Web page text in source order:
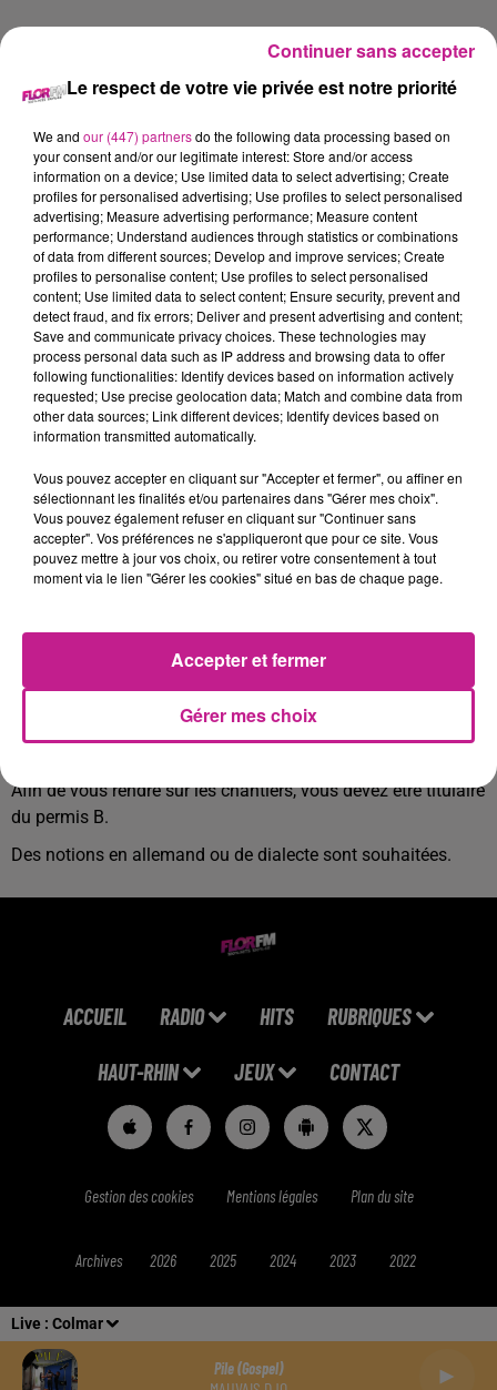
Live : Colmar
Pile (gospel)
https://www.sofitex.fr/FR/offres-emploi-interim-cdi/detail-
1hawsxoaq9.html
DESCRIPTION DE L'OFFRE
Nous recherchons pour notre client basé à St Louis, UN
TECHNICIEN CLIENTELE H/F
Rattaché(e) au chef d'équipe, vous aurez pour missions
principales:
relever les compteurs ( enregistrer les données
relevées)
intervenir chez les clients (mise en et hors service,
Participer aux campagnes de coupures,
Gestion et suivi des activités,
missions administratives
Pour mener à bien votre mission, vous êtes autonome et
reconnu(e) pour votre rigueur et votre esprit d'équipe. Vous
avez un bon relationnel.
Afin de vous rendre sur les chantiers, vous devez être titulaire
du permis B.
Des notions en allemand ou de dialecte sont souhaitées.
ACCUEIL RADIO HITS RUBRIQUES
HAUT-RHIN JEUX CONTACT
Gestion des cookies Mentions légales Plan du site
Archives 2026 2025 2024 2023 2022
Le respect de votre vie privée est notre priorité
We and our (447) partnersdo the following data processing based on
your consent and/or our legitimate interest: Store and/or access
information on a device; Use limited data to select advertising; Create
profiles for personalised advertising; Use profiles to select personalised
advertising; Measure advertising performance; Measure content
performance; Understand audiences through statistics or combinations
of data from different sources; Develop and improve services; Create
profiles to personalise content; Use profiles to select personalised
content; Use limited data to select content; Ensure security, prevent and
detect fraud, and fix errors; Deliver and present advertising and content;
Save and communicate privacy choices. These technologies may
process personal data such as IP address and browsing data to offer
following functionalities: Identify devices based on information actively
requested; Use precise geolocation data; Match and combine data from
other data sources; Link different devices; Identify devices based on
information transmitted automatically.
Vous pouvez accepter en cliquant sur "Accepter et fermer", ou affiner en
sélectionnant les finalités et/ou partenaires dans "Gérer mes choix".
Vous pouvez également refuser en cliquant sur "Continuer sans
accepter". Vos préférences ne s'appliqueront que pour ce site. Vous
pouvez mettre à jour vos choix, ou retirer votre consentement à tout
moment via le lien "Gérer les cookies" situé en bas de chaque page.
Gérer mes choix
Accepter et fermer
Continuer sans accepter